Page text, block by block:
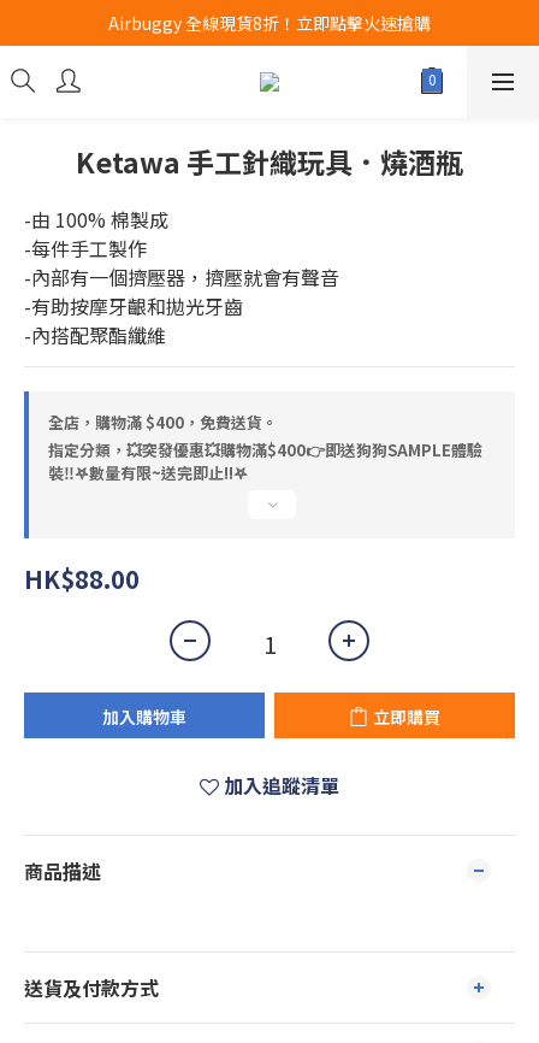
Airbuggy 全線現貨8折！立即點擊火速搶購
Airbuggy 全線現貨8折！立即點擊火速搶購
CURLI瑞士狗帶全款式3折！立即按下搶購
Airbuggy 全線現貨8折！立即點擊火速搶購
Ketawa 手工針織玩具．燒酒瓶
-由 100% 棉製成
-每件手工製作
-內部有一個擠壓器，擠壓就會有聲音
-有助按摩牙齦和拋光牙齒
-內搭配聚酯纖維
全店，購物滿 $400，免費送貨。
指定分類，💥突發優惠💥購物滿$400👉即送狗狗SAMPLE體驗
裝‼️𖤐數量有限~送完即止!!𖤐
HK$88.00
加入購物車 立即購買
加入追蹤清單
商品描述
送貨及付款方式